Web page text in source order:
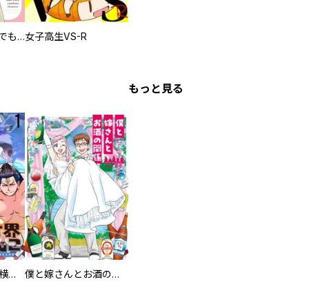
推しの為ならなんでもします！女子高生VS-R
もっと見る
異世界ちゃんこ～横綱目前に召喚されたんだが～ 【連載版】 僕と嫁さんとお酒の関係